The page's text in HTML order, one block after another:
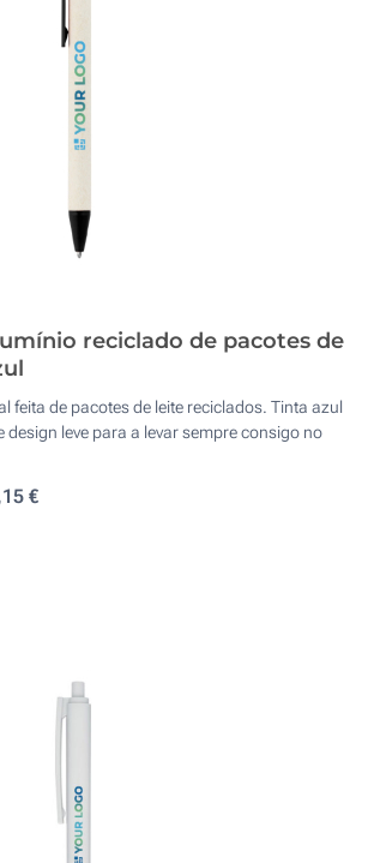
reciclado de pacotes de
feita de pacotes de leite reciclados. Tinta azul
design leve para a levar sempre consigo no
€